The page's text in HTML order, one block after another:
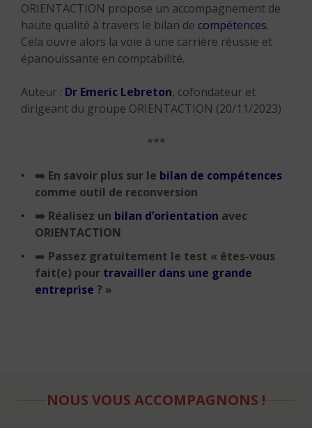
ORIENTACTION propose un accompagnement de
haute qualité à travers le bilan de compétences.
Cela ouvre alors la voie à une carrière réussie et
épanouissante en comptabilité.
Auteur : Dr Emeric Lebreton, cofondateur et
dirigeant du groupe ORIENTACTION (20/11/2023)
***
➡️ En savoir plus sur le bilan de compétences
comme outil de reconversion
➡️ Réalisez un bilan d’orientation avec
ORIENTACTION
➡️ Passez gratuitement le test « êtes-vous
fait(e) pour travailler dans une grande
entreprise ? »
NOUS VOUS ACCOMPAGNONS !